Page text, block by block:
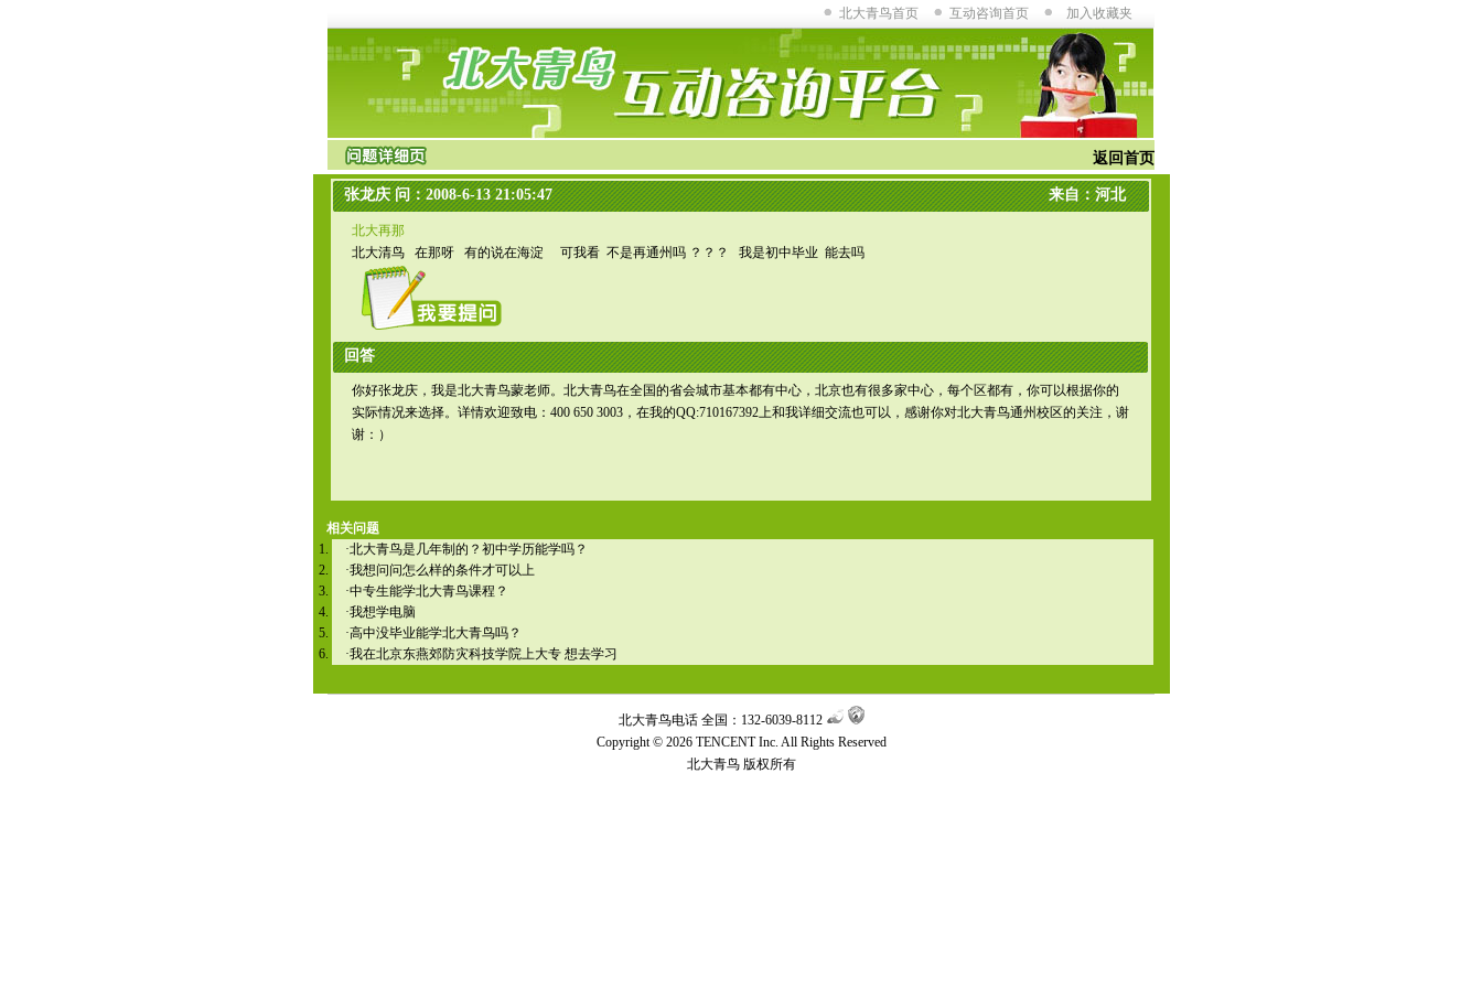
加入收藏夹
互动咨询首页
北大青鸟首页
返回首页
张龙庆 问：2008-6-13 21:05:47 来自：河北
北大再那
北大清鸟 在那呀 有的说在海淀 可我看 不是再通州吗 ？？？ 我是初中毕业 能去吗
回答
你好张龙庆，我是北大青鸟蒙老师。北大青鸟在全国的省会城市基本都有中心，北京也有很多家中心，每个区都有，你可以根据你的
实际情况来选择。详情欢迎致电：400 650 3003，在我的QQ:710167392上和我详细交流也可以，感谢你对北大青鸟通州校区的关注，谢
谢：）
相关问题
·北大青鸟是几年制的？初中学历能学吗？
·我想问问怎么样的条件才可以上
·中专生能学北大青鸟课程？
·我想学电脑
·高中没毕业能学北大青鸟吗？
·我在北京东燕郊防灾科技学院上大专 想去学习
北大青鸟电话 全国：132-6039-8112
Copyright © 2026 TENCENT Inc. All Rights Reserved
北大青鸟版权所有